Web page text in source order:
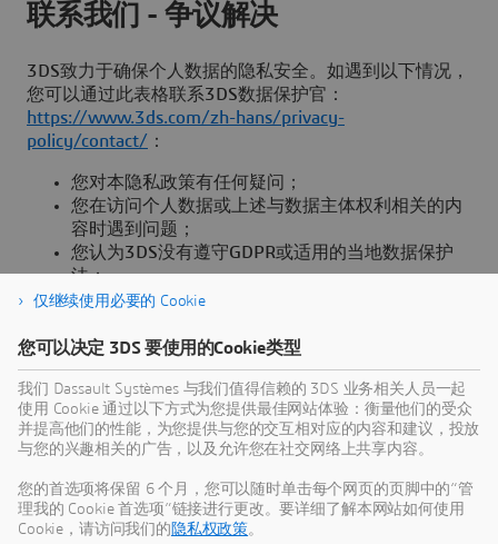
联系我们 - 争议解决
3DS致力于确保个人数据的隐私安全。如遇到以下情况，
您可以通过此表格联系3DS数据保护官：
https://www.3ds.com/zh-hans/privacy-
policy/contact/ ：
您对本隐私政策有任何疑问；
您在访问个人数据或上述与数据主体权利相关的内
容时遇到问题；
您认为3DS没有遵守GDPR或适用的当地数据保护
法；
您有理由相信个人数据的安全性已被破坏或滥用。
如果您希望通过向3DS全球数据保护官投诉来主张要求，
提交请求，其中应包含相关处理活动的名称或相关信息
（表格内容之外的信息取决于具体权利类型），以及在
3DS全球数据保护官在合理范围内要求的其他信息。
隐私政策的生效日期及修订
仅继续使用必要的 Cookie
您可以决定 3DS 要使用的Cookie类型
我们 Dassault Systèmes 与我们值得信赖的 3DS 业务相关人员一起
使用 Cookie 通过以下方式为您提供最佳网站体验：衡量他们的受众
并提高他们的性能，为您提供与您的交互相对应的内容和建议，投放
与您的兴趣相关的广告，以及允许您在社交网络上共享内容。
您的首选项将保留 6 个月，您可以随时单击每个网页的页脚中的“管
理我的 Cookie 首选项”链接进行更改。要详细了解本网站如何使用
Cookie，请访问我们的 隐私权政策。